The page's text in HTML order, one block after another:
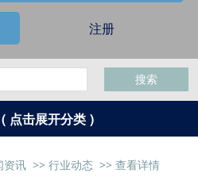
注册
搜索
点击展开分类 )
资讯>> 行业动态>> 查看详情